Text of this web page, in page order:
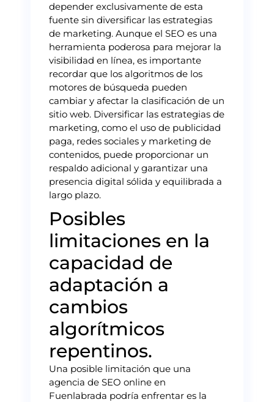
depender exclusivamente de esta
fuente sin diversificar las estrategias
de marketing. Aunque el SEO es una
herramienta poderosa para mejorar la
visibilidad en línea, es importante
recordar que los algoritmos de los
motores de búsqueda pueden
cambiar y afectar la clasificación de un
sitio web. Diversificar las estrategias de
marketing, como el uso de publicidad
paga, redes sociales y marketing de
contenidos, puede proporcionar un
respaldo adicional y garantizar una
presencia digital sólida y equilibrada a
largo plazo.
Posibles
limitaciones en la
capacidad de
adaptación a
cambios
algorítmicos
repentinos.
Una posible limitación que una
agencia de SEO online en
Fuenlabrada podría enfrentar es la